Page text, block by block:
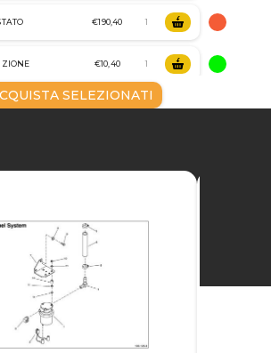
€190,40
€10,40
€372,80
SELEZIONATI